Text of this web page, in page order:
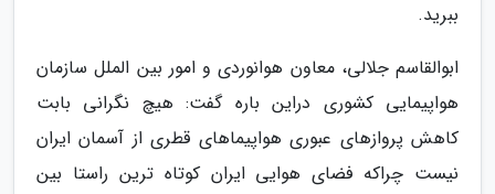
ببرید.
ابوالقاسم جلالی، معاون هوانوردی و امور بین الملل سازمان
هواپیمایی کشوری دراین باره گفت: هیچ نگرانی بابت
کاهش پروازهای عبوری هواپیماهای قطری از آسمان ایران
نیست چراکه فضای هوایی ایران کوتاه ترین راستا بین